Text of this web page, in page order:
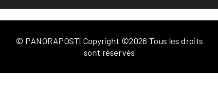
© PANORAPOST| Copyright ©2026 Tous les droits
sont réservés